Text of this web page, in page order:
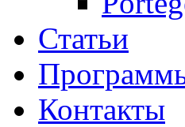
Статьи
Контакты